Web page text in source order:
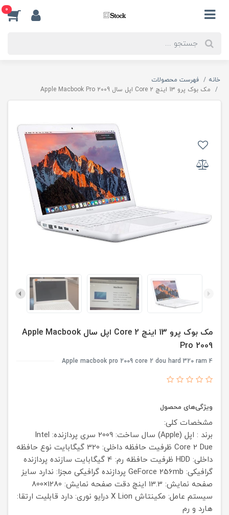
0
خانه
فهرست محصولات
مک بوک پرو 13 اینچ Core 2 اپل سال Apple Macbook Pro 2009
مک بوک پرو 13 اینچ Core 2 اپل سال Apple Macbook
Pro 2009
Apple macbook pro 2009 core 2 dou hard 320 ram 4
ویژگی‌های محصول
مشخصات کلی:
برند : اپل (Apple)
سال ساخت: 2009
سری پردازنده: Intel
Core 2 Due ظرفیت حافظه داخلی: 320 گیگابایت
نوع حافظه
داخلی: HDD
ظرفیت حافظه رم: 4 گیگابایت
سازنده پردازنده
گرافیکی: GeForce 256mb
پردازنده گرافیکی مجزا: ندارد سایز
صفحه نمایش: 13.3 اینچ
دقت صفحه نمایش: 1280×800
سیستم عامل: مکینتاش X Lion
درایو نوری: دارد قابلیت ارتقا:
هارد و رم